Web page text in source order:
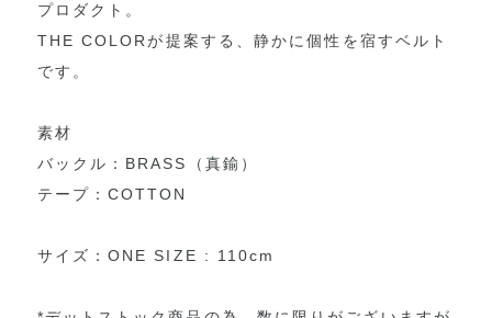
プロダクト。
THE COLORが提案する、静かに個性を宿すベルト
です。
素材
バックル：BRASS（真鍮）
テープ：COTTON
サイズ：ONE SIZE : 110cm